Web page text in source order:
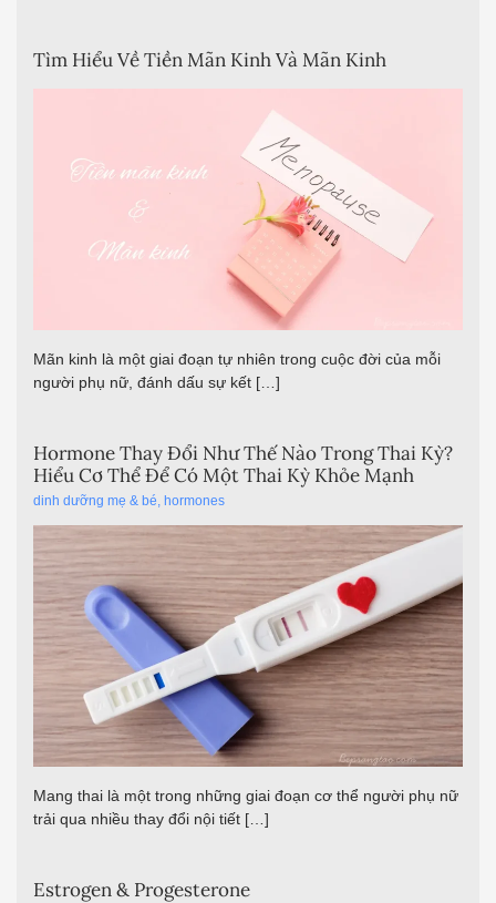
Tìm Hiểu Về Tiền Mãn Kinh Và Mãn Kinh
Mãn kinh là một giai đoạn tự nhiên trong cuộc đời của mỗi
người phụ nữ, đánh dấu sự kết […]
Hormone Thay Đổi Như Thế Nào Trong Thai Kỳ?
Hiểu Cơ Thể Để Có Một Thai Kỳ Khỏe Mạnh
dinh dưỡng mẹ & bé, hormones
Mang thai là một trong những giai đoạn cơ thể người phụ nữ
trải qua nhiều thay đổi nội tiết […]
Estrogen & Progesterone